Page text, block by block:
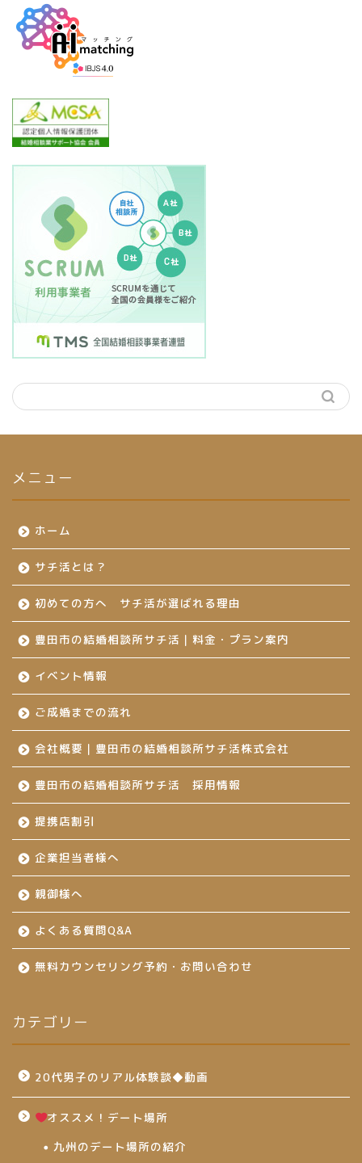
メニュー
ホーム
サチ活とは？
初めての方へ サチ活が選ばれる理由
豊田市の結婚相談所サチ活｜料金・プラン案内
イベント情報
ご成婚までの流れ
会社概要｜豊田市の結婚相談所サチ活株式会社
豊田市の結婚相談所サチ活 採用情報
提携店割引
企業担当者様へ
親御様へ
よくある質問Q&A
無料カウンセリング予約・お問い合わせ
カテゴリー
20代男子のリアル体験談◆動画
オススメ！デート場所
九州のデート場所の紹介